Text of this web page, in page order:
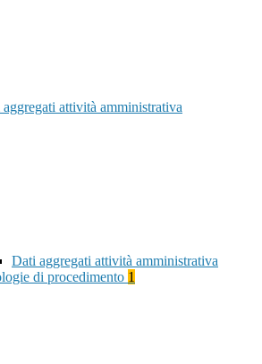
attività amministrativa
Dati aggregati attività amministrativa
di procedimento 1